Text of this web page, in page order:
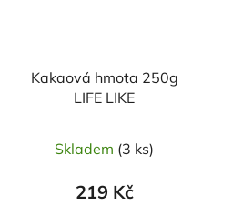
Kakaová hmota 250g
LIFE LIKE
Skladem (3 ks)
219 Kč